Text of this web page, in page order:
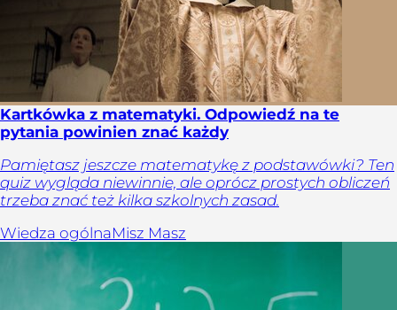
Kartkówka z matematyki. Odpowiedź na te
pytania powinien znać każdy
Pamiętasz jeszcze matematykę z podstawówki? Ten
quiz wygląda niewinnie, ale oprócz prostych obliczeń
trzeba znać też kilka szkolnych zasad.
Wiedza ogólnaMisz Masz